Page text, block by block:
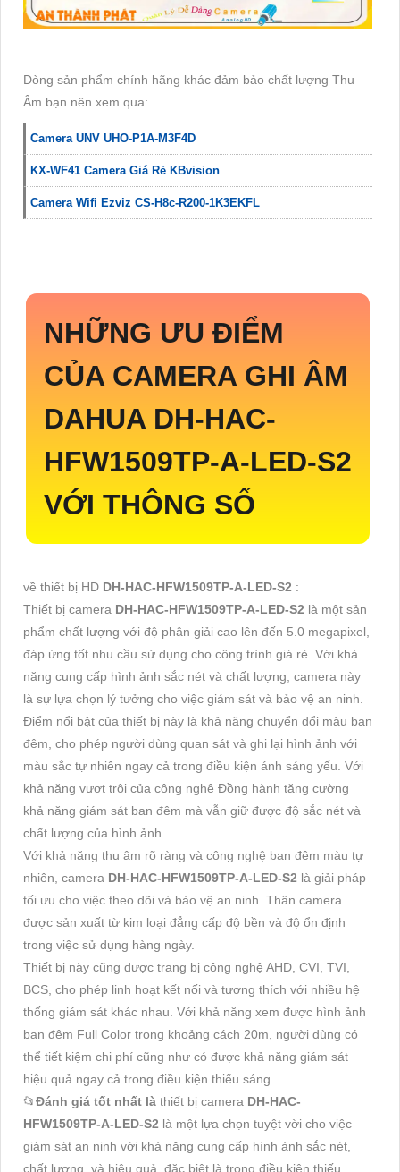
Dòng sản phẩm chính hãng khác đảm bảo chất lượng Thu
Âm bạn nên xem qua:
Camera UNV UHO-P1A-M3F4D
KX-WF41 Camera Giá Rẻ KBvision
Camera Wifi Ezviz CS-H8c-R200-1K3EKFL
NHỮNG ƯU ĐIỂM
CỦA CAMERA GHI ÂM
DAHUA DH-HAC-
HFW1509TP-A-LED-S2
VỚI THÔNG SỐ
về thiết bị HD DH-HAC-HFW1509TP-A-LED-S2 :
Thiết bị camera DH-HAC-HFW1509TP-A-LED-S2 là một sản
phẩm chất lượng với độ phân giải cao lên đến 5.0 megapixel,
đáp ứng tốt nhu cầu sử dụng cho công trình giá rẻ. Với khả
năng cung cấp hình ảnh sắc nét và chất lượng, camera này
là sự lựa chọn lý tưởng cho việc giám sát và bảo vệ an ninh.
Điểm nổi bật của thiết bị này là khả năng chuyển đổi màu ban
đêm, cho phép người dùng quan sát và ghi lại hình ảnh với
màu sắc tự nhiên ngay cả trong điều kiện ánh sáng yếu. Với
khả năng vượt trội của công nghệ Đồng hành tăng cường
khả năng giám sát ban đêm mà vẫn giữ được độ sắc nét và
chất lượng của hình ảnh.
Với khả năng thu âm rõ ràng và công nghệ ban đêm màu tự
nhiên, camera DH-HAC-HFW1509TP-A-LED-S2 là giải pháp
tối ưu cho việc theo dõi và bảo vệ an ninh. Thân camera
được sản xuất từ kim loại đẳng cấp độ bền và độ ổn định
trong việc sử dụng hàng ngày.
Thiết bị này cũng được trang bị công nghệ AHD, CVI, TVI,
BCS, cho phép linh hoạt kết nối và tương thích với nhiều hệ
thống giám sát khác nhau. Với khả năng xem được hình ảnh
ban đêm Full Color trong khoảng cách 20m, người dùng có
thể tiết kiệm chi phí cũng như có được khả năng giám sát
hiệu quả ngay cả trong điều kiện thiếu sáng.
📂Đánh giá tốt nhất là thiết bị camera DH-HAC-
HFW1509TP-A-LED-S2 là một lựa chọn tuyệt vời cho việc
giám sát an ninh với khả năng cung cấp hình ảnh sắc nét,
chất lượng, và hiệu quả, đặc biệt là trong điều kiện thiếu